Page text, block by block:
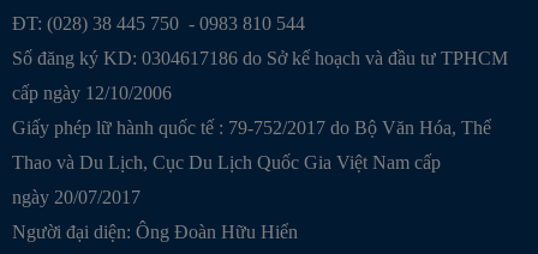
ĐT: (028) 38 445 750 - 0983 810 544
Số đăng ký KD: 0304617186 do Sở kế hoạch và đầu tư TPHCM
cấp ngày 12/10/2006
Giấy phép lữ hành quốc tế : 79-752/2017 do Bộ Văn Hóa, Thể
Thao và Du Lịch, Cục Du Lịch Quốc Gia Việt Nam cấp
ngày 20/07/2017
Người đại diện: Ông Đoàn Hữu Hiển